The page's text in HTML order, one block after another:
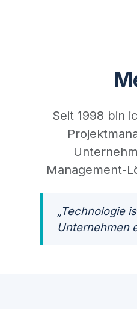
Seit 1998 bin
Management-
„Technologie
Unternehmen